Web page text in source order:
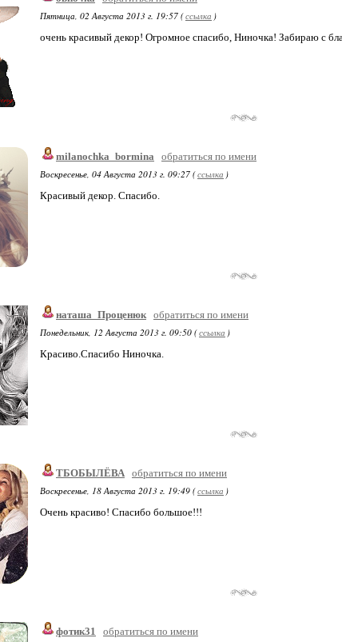
Пятница, 02 Августа 2013 г. 19:57 (ссылка )
очень красивый декор! Огромное спасибо, Ниночка! Забираю с
milanochka_bormina
обратиться по имени
Воскресенье, 04 Августа 2013 г. 09:27 (ссылка )
Красивый декор. Спасибо.
наташа_Проценюк обратиться по имени
Понедельник, 12 Августа 2013 г. 09:50 (ссылка )
Красиво.Спасибо Ниночка.
ТБОБЫЛЁВА обратиться по имени
Воскресенье, 18 Августа 2013 г. 19:49 (ссылка )
Очень красиво! Спасибо большое!!!
фотик31
обратиться по имени